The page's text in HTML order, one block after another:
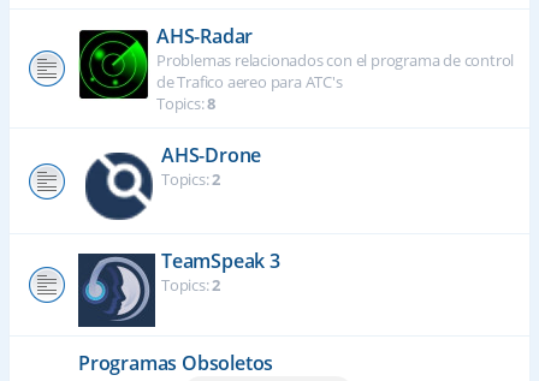
AHS-Radar
Problemas relacionados con el programa de control
de Trafico aereo para ATC's
Topics:8
AHS-Drone
Topics:2
TeamSpeak 3
Topics:2
Programas Obsoletos